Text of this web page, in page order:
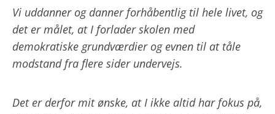
Vi uddanner og danner forhåbentlig til hele livet, og
det er målet, at I forlader skolen med
demokratiske grundværdier og evnen til at tåle
modstand fra flere sider undervejs.
Det er derfor mit ønske, at I ikke altid har fokus på,